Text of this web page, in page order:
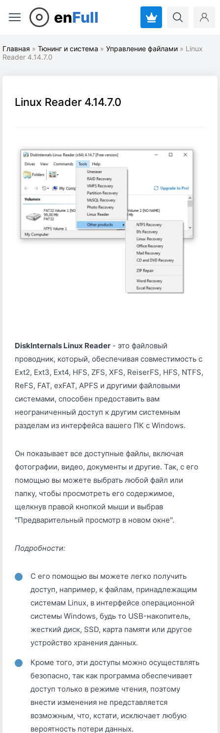
enFull
Главная » Тюнинг и система » Управление файлами » Linux
Reader 4.14.7.0
Linux Reader 4.14.7.0
DiskInternals Linux Reader - это файловый
проводник, который, обеспечивая совместимость с
Ext2, Ext3, Ext4, HFS, ZFS, XFS, ReiserFS, HFS, NTFS,
ReFS, FAT, exFAT, APFS и другими файловыми
системами, способен предоставить вам
неограниченный доступ к другим системным
разделам из интерфейса вашего ПК с Windows.
Он показывает все доступные файлы, включая
фотографии, видео, документы и другие. Так, с его
помощью вы можете выбрать любой файл или
папку, чтобы просмотреть его содержимое,
щелкнув правой кнопкой мыши и выбрав
"Предварительный просмотр в новом окне".
Подробности:
С его помощью вы можете легко получить
доступ, например, к файлам, принадлежащим
системам Linux, в интерфейсе операционной
системы Windows, будь то USB-накопитель,
жесткий диск, SSD, карта памяти или другое
устройство хранения данных.
Кроме того, эти доступы можно осуществлять
безопасно, так как программа обеспечивает
доступ только в режиме чтения, поэтому
внести изменения не представляется
возможным, что, кстати, исключает любую
вероятность потери данных.